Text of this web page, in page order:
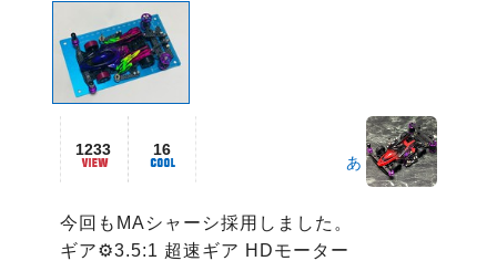
1233 16
あ
今回もMAシャーシ採用しました。
ギア⚙️3.5:1 超速ギア HDモーター